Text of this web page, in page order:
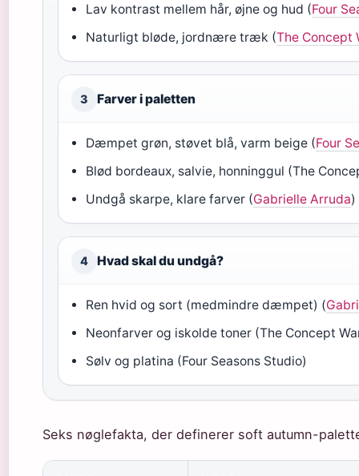
Lav kontrast mellem hår, øjne og hud (Four
Naturligt bløde, jordnære træk (The Concept
3 Farver i paletten
Dæmpet grøn, støvet blå, varm beige (Four
Blød bordeaux, salvie, honninggul (The
Undgå skarpe, klare farver (Gabrielle Arruda)
4 Hvad skal du undgå?
Ren hvid og sort (medmindre dæmpet) (
Neonfarver og iskolde toner (The Concept
Sølv og platina (Four Seasons Studio)
Seks nøglefakta, der definerer soft autumn-